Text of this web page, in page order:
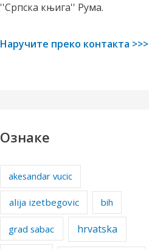
''Српска књига'' Рума.
Наручите преко контакта >>>
Ознаке
akesandar vucic
alija izetbegovic bih
grad sabac hrvatska